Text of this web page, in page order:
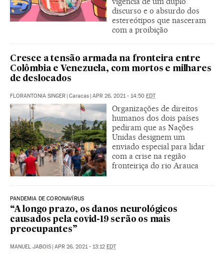
discurso e o absurdo dos
estereótipos que nasceram
com a proibição
Cresce a tensão armada na fronteira entre
Colômbia e Venezuela, com mortos e milhares
de deslocados
FLORANTONIA SINGER | Caracas | APR 26, 2021 - 14:50 EDT
Organizações de direitos
humanos dos dois países
pediram que as Nações
Unidas designem um
enviado especial para lidar
com a crise na região
fronteiriça do rio Arauca
PANDEMIA DE CORONAVÍRUS
“A longo prazo, os danos neurológicos
causados pela covid-19 serão os mais
preocupantes”
MANUEL JABOIS | APR 26, 2021 - 13:12 EDT